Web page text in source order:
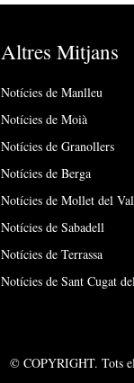
Altres Mitjans
Notícies de Manlleu
Notícies de Moià
Notícies de Granollers
Notícies de Berga
Notícies de Mollet del
Notícies de Sabadell
Notícies de Terrassa
Notícies de Sant Cugat
© COPYRIGHT. Tots